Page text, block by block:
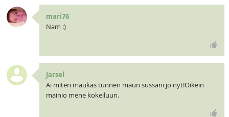
mari76
Nam :)
Jarsel
Ai miten maukas tunnen maun sussani jo nyt!Oikein
mainio mene kokeiluun.